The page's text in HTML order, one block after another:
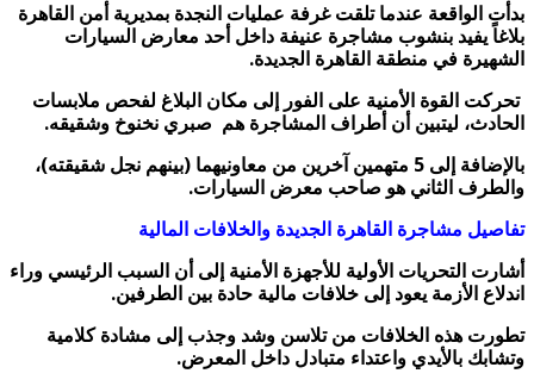
بدأت الواقعة عندما تلقت غرفة عمليات النجدة بمديرية أمن القاهرة
بلاغاً يفيد بنشوب مشاجرة عنيفة داخل أحد معارض السيارات
الشهيرة في منطقة القاهرة الجديدة.
تحركت القوة الأمنية على الفور إلى مكان البلاغ لفحص ملابسات
الحادث، ليتبين أن أطراف المشاجرة هم صبري نخنوخ وشقيقه.
بالإضافة إلى 5 متهمين آخرين من معاونيهما (بينهم نجل شقيقته)،
والطرف الثاني هو صاحب معرض السيارات.
تفاصيل مشاجرة القاهرة الجديدة والخلافات المالية
أشارت التحريات الأولية للأجهزة الأمنية إلى أن السبب الرئيسي وراء
اندلاع الأزمة يعود إلى خلافات مالية حادة بين الطرفين.
تطورت هذه الخلافات من تلاسن وشد وجذب إلى مشادة كلامية
وتشابك بالأيدي واعتداء متبادل داخل المعرض.